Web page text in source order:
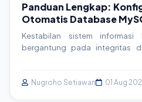
Panduan Lengkap:
Otomatis Database
Sistem Anda
Kestabilan sistem
bergantung pada integritas
sistem vital lainnya. Pelajari
Nugroho Setiawan 01 Aug